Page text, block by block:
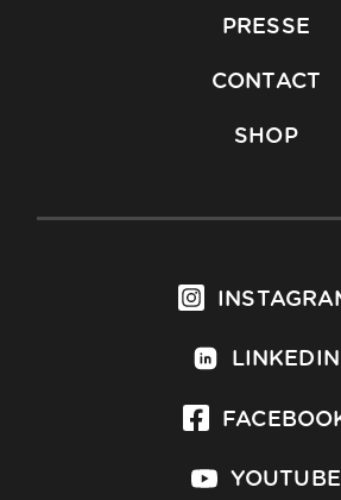
PRESSE
CONTACT
SHOP
LINKEDIN
YOUTUBE